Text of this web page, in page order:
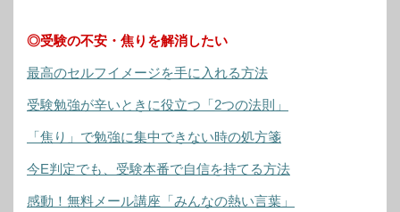
◎受験の不安・焦りを解消したい
最高のセルフイメージを手に入れる方法
受験勉強が辛いときに役立つ「2つの法則」
「焦り」で勉強に集中できない時の処方箋
今E判定でも、受験本番で自信を持てる方法
感動！無料メール講座「みんなの熱い言葉」